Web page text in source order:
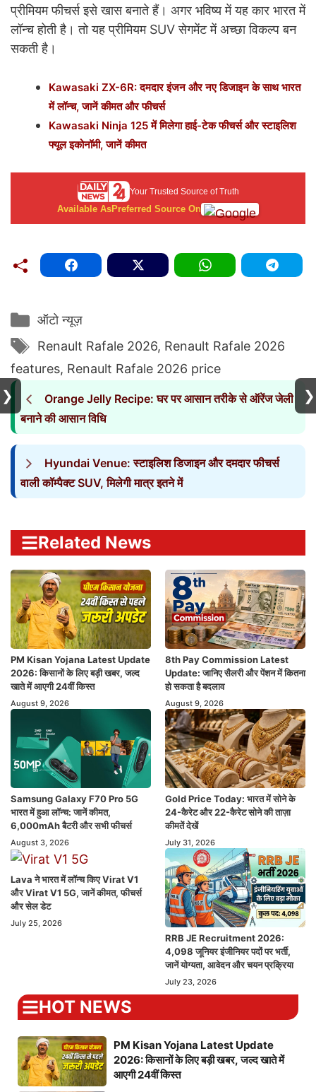
प्रीमियम फीचर्स इसे खास बनाते हैं। अगर भविष्य में यह कार भारत में
लॉन्च होती है। तो यह प्रीमियम SUV सेगमेंट में अच्छा विकल्प बन
सकती है।
Kawasaki ZX-6R: दमदार इंजन और नए डिजाइन के साथ भारत
में लॉन्च, जानें कीमत और फीचर्स
Kawasaki Ninja 125 में मिलेगा हाई-टेक फीचर्स और स्टाइलिश
फ्यूल इकोनॉमी, जानें कीमत
Your Trusted Source of Truth
Available AsPreferred Source On
Categories
ऑटो न्यूज़
Tags
Renault Rafale 2026, Renault Rafale 2026
features, Renault Rafale 2026 price
Orange Jelly Recipe: घर पर आसान तरीके से ऑरेंज जेली
बनाने की आसान विधि
Hyundai Venue: स्टाइलिश डिजाइन और दमदार फीचर्स
वाली कॉम्पैक्ट SUV, मिलेगी मात्र इतने में
Related News
PM Kisan Yojana Latest Update
2026: किसानों के लिए बड़ी खबर, जल्द
खाते में आएगी 24वीं किस्त
August 9, 2026
8th Pay Commission Latest
Update: जानिए सैलरी और पेंशन में कितना
हो सकता है बदलाव
August 9, 2026
Samsung Galaxy F70 Pro 5G
भारत में हुआ लॉन्च: जानें कीमत,
6,000mAh बैटरी और सभी फीचर्स
August 3, 2026
Gold Price Today: भारत में सोने के
24-कैरेट और 22-कैरेट सोने की ताज़ा
कीमतें देखें
July 31, 2026
Lava ने भारत में लॉन्च किए Virat V1
और Virat V1 5G, जानें कीमत, फीचर्स
और सेल डेट
July 25, 2026
RRB JE Recruitment 2026:
4,098 जूनियर इंजीनियर पदों पर भर्ती,
जानें योग्यता, आवेदन और चयन प्रक्रिया
July 23, 2026
HOT NEWS
PM Kisan Yojana Latest Update
2026: किसानों के लिए बड़ी खबर, जल्द खाते में
आएगी 24वीं किस्त
❯ ❯